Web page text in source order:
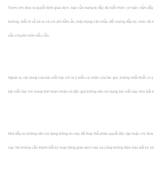
Trước khi đưa ra quyết định giao dịch, bạn cần trang bị đầy đủ kiến thức cơ bản, nắm
trường, biết rõ về rủi ro và chi phí tiềm ẩn, thận trọng cân nhắc đối tượng đầu tư, mức độ
vấn chuyên môn nếu cần.
Ngoài ra, nội dung của bài viết này chỉ là ý kiến cá nhân của tác giả, không nhất thiết có
bài viết này chỉ mang tính tham khảo và độc giả không nên sử dụng bài viết này như bất
Nhà đầu tư không nên sử dụng thông tin này để thay thế phán quyết độc lập hoặc chỉ
này. Nó không cấu thành bất kỳ hoạt động giao dịch nào và cũng không đảm bảo bất kỳ